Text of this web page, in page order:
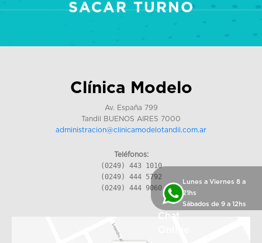
Chat
Lunes a Viernes 8 a
21hs
Sábados de 9 a 12hs
SACAR TURNO
Clínica Modelo
Av. España 799
Tandil BUENOS AIRES 7000
administracion@clinicamodelotandil.com.ar
Teléfonos:
(0249) 443 1010
(0249) 444 5792
(0249) 444 9060